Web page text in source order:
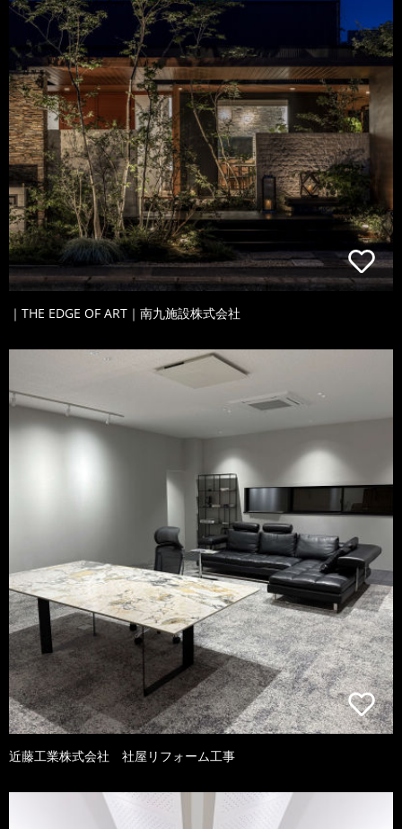
｜THE EDGE OF ART｜南九施設株式会社
近藤工業株式会社 社屋リフォーム工事